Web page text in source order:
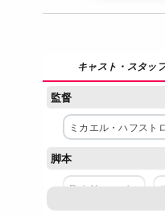
監督
ミカエル・ハフスト
脚本
Rob Yescombe